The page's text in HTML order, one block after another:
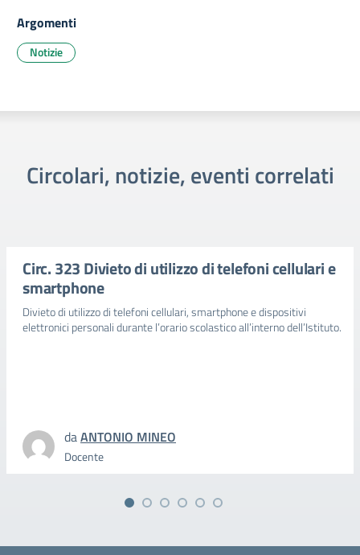
Argomenti
Notizie
Circolari, notizie, eventi correlati
Circ. 323 Divieto di utilizzo di telefoni cellulari e
smartphone
Divieto di utilizzo di telefoni cellulari, smartphone e dispositivi
elettronici personali durante l’orario scolastico all’interno dell’Istituto.
daANTONIO MINEO
Docente